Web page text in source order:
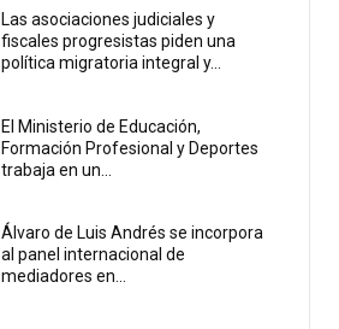
Las asociaciones judiciales y
fiscales progresistas piden una
política migratoria integral y...
El Ministerio de Educación,
Formación Profesional y Deportes
trabaja en un...
Álvaro de Luis Andrés se incorpora
al panel internacional de
mediadores en...